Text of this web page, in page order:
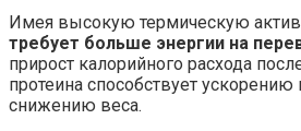
Имея высокую термическую
требует больше энергии на
прирост калорийного расхода
протеина способствует
снижению веса.